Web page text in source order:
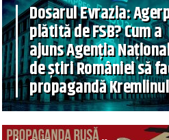
Dosarul Evrazia:
plătită de FSB? Cum a
ajuns Agenția
de știri României să
propagandă